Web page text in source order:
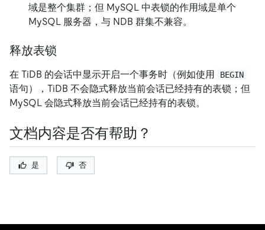
域是整个集群；但 MySQL 中表锁的作用域是单个
MySQL 服务器，与 NDB 群集不兼容。
释放表锁
在 TiDB 的会话中显示开启一个事务时（例如使用 BEGIN
语句），TiDB 不会隐式释放当前会话已经持有的表锁；但
MySQL 会隐式释放当前会话已经持有的表锁。
文档内容是否有帮助？
是 否